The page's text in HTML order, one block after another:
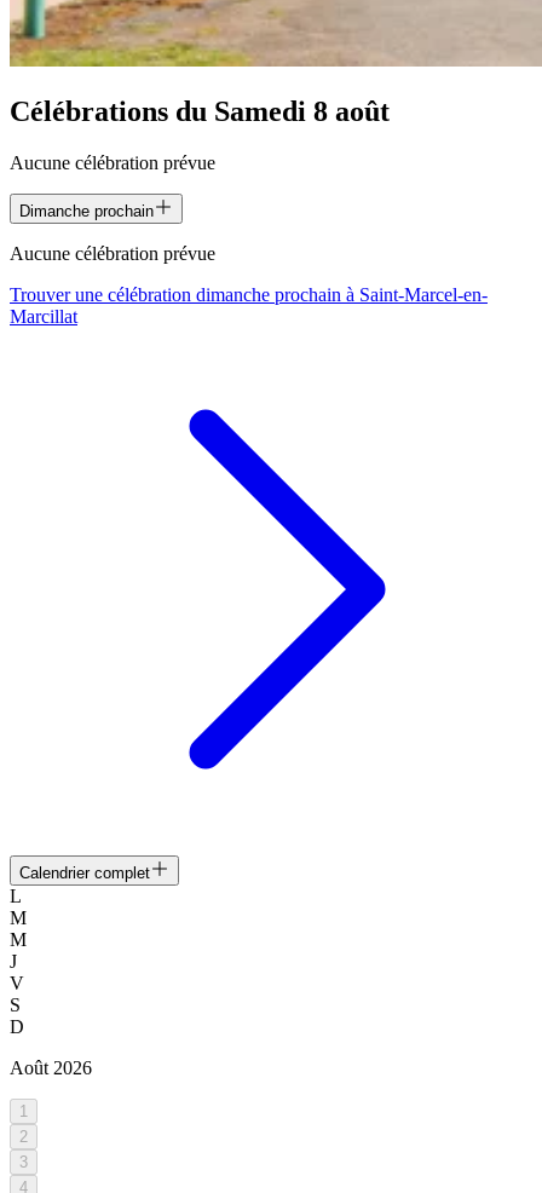
Célébrations du Samedi 8 août
Aucune célébration prévue
Dimanche prochain
Aucune célébration prévue
Trouver une célébration dimanche prochain à Saint-Marcel-en-
Marcillat
Calendrier complet
L
M
M
J
V
S
D
Août 2026
1
2
3
4